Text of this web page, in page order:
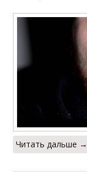
Читать дальше →